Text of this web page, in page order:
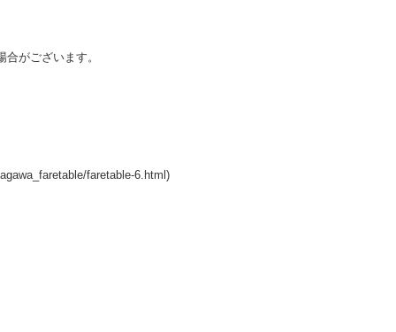
がございます。
faretable-6.html)